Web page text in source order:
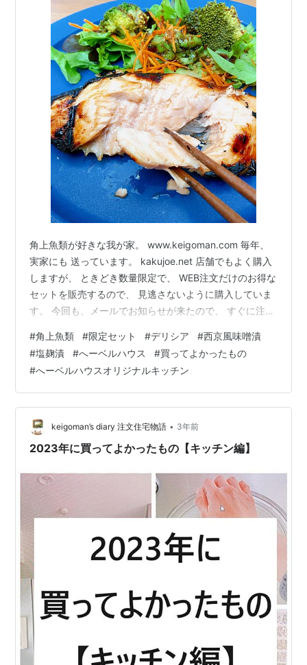
角上魚類が好きな我が家。 www.keigoman.com 毎年、
実家にも 送っています。 kakujoe.net 店舗でもよく購入
しますが、 ときどき数量限定で、 WEB注文だけのお得な
セットを販売するので、 見逃さないように購入していま
す。 今回も、メールでお知らせが来たので、 すぐに注
が ２kgで3,800円です。 昨年は、２kgで2,800円だった
ので、1,000円の値上がりですが… しかも、 ①味噌漬
②西京風味噌漬 ③粕漬 ④もろみ味噌漬 ⑤塩麹漬 の５
種類の中から２種類選べます。 我が家は、②西京風味噌
漬 ⑤塩麹漬 の２種類に…
#角上魚類 #限定セット #デリシア #西京風味噌漬
#塩麹漬 #へーベルハウス #買ってよかったもの
#へーベルハウスオリジナルキッチン
keigoman’s diary 注文住宅物語 • 3年前
2023年に買ってよかったもの【キッチン編】